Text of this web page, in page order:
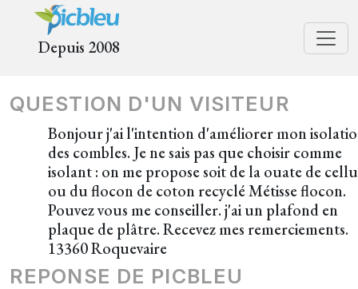
Depuis 2008
QUESTION D'UN VISITEUR
Bonjour j'ai l'intention d'améliorer mon
des combles. Je ne sais pas que choisir comme
isolant : on me propose soit de la ouate de
ou du flocon de coton recyclé Métisse flocon.
Pouvez vous me conseiller. j'ai un plafond en
plaque de plâtre. Recevez mes remerciements.
13360 Roquevaire
REPONSE DE PICBLEU